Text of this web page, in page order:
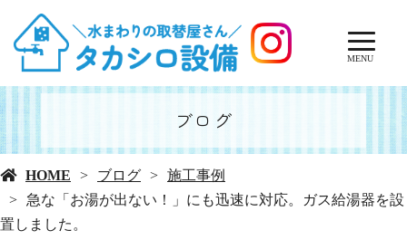
MENU
ブログ
HOME ブログ
施工事例
急な「お湯が出ない！」にも迅速に対応。ガス給湯器を設
置しました。